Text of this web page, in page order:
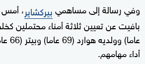
وفي رسالة إلى مساهميبيركشاير، أمس
أداء مهامهم.